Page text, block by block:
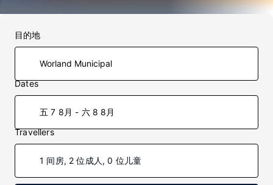
目的地
Dates
五 7 8月 - 六 8 8月
Travellers
1 间房, 2 位成人, 0 位儿童